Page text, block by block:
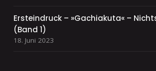
Ersteindruck – »Gachiakuta« –
(Band 1)
18. Juni 2023